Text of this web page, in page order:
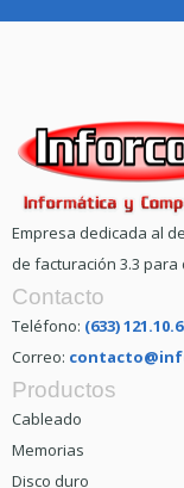
Empresa dedicada al
de facturación 3.3
Contacto
Teléfono: (633)
Correo:
Productos
Cableado
Memorias
Disco duro